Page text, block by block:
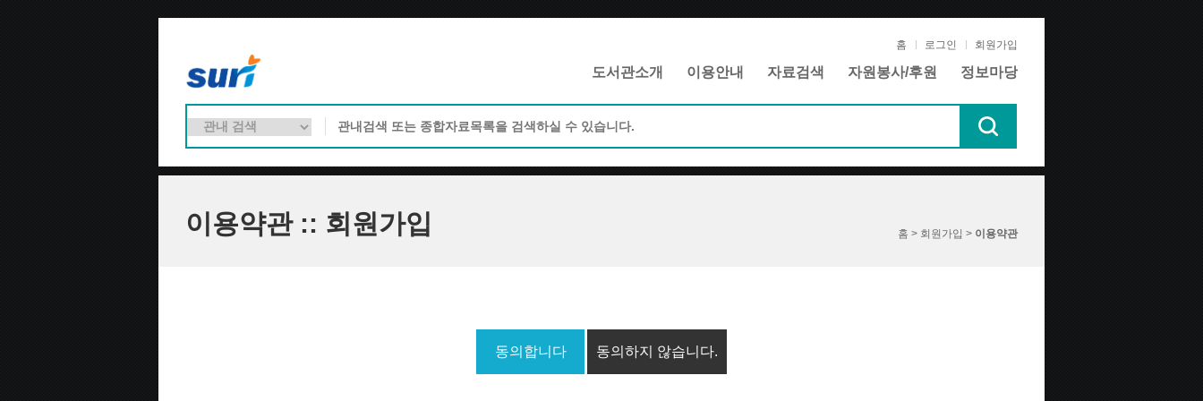
홈 로그인 회원가입
도서관소개 이용안내 자료검색 자원봉사/후원 정보마당
이용약관 :: 회원가입 홈 > 회원가입 > 이용약관